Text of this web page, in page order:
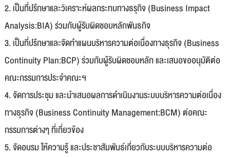
2. เป็นที่ปรึกษาและวิเคราะห์ผลกระทบทางธรุกิจ (Business Impact
Analysis:BIA) ร่วมกับผู้รับผิดชอบหลักพันธกิจ
3. เป็นที่ปรึกษาและจัดทำแผนบริหารความต่อเนื่องทางธุรกิจ (Business
Continuity Plan:BCP) ร่วมกับผู้รับผิดชอบหลัก และเสนอขออนุมัติต่อ
คณะกรรมการประจำคณะฯ
4. จัดการประชุม และนำเสนอผลการดำเนินงานระบบบริหารความต่อเนื่อง
ทางธุรกิจ (Business Continuity Management:BCM) ต่อคณะ
กรรมการต่างๆ ที่เกี่ยวข้อง
5. จัดอบรม ให้ความรู้ และประชาสัมพันธ์เกี่ยวกับระบบบริหารความต่อ